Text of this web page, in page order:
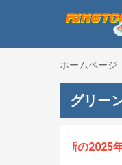
ホームページ
グリー
、最新の2025年